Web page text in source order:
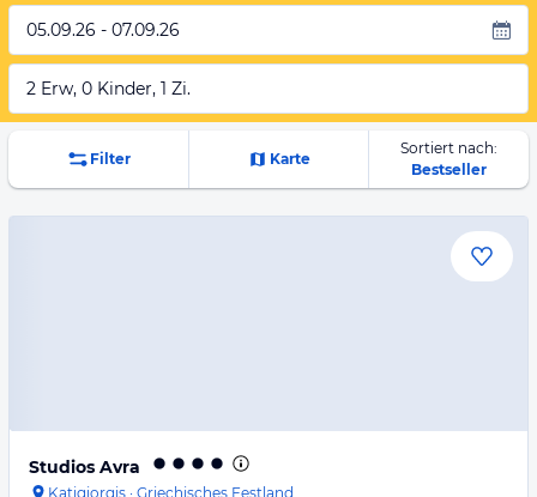
05.09.26 - 07.09.26
2 Erw, 0 Kinder, 1 Zi.
Filter Karte
Sortiert nach:
Bestseller
Studios Avra
Katigiorgis · Griechisches Festland